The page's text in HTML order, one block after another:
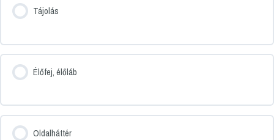
Tájolás
Élőfej, élőláb
Oldalháttér